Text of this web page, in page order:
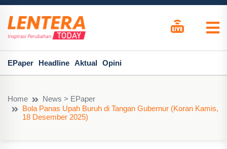
EPaper Headline Aktual Opini
Home
News > EPaper
Bola Panas Upah Buruh di Tangan Gubernur (Koran Kamis,
18 Desember 2025)